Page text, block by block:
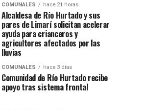
COMUNALES hace 21 horas
Alcaldesa de Río Hurtado y sus
pares de Limarí solicitan acelerar
ayuda para crianceros y
agricultores afectados por las
lluvias
COMUNALES hace 3 días
Comunidad de Río Hurtado recibe
apoyo tras sistema frontal